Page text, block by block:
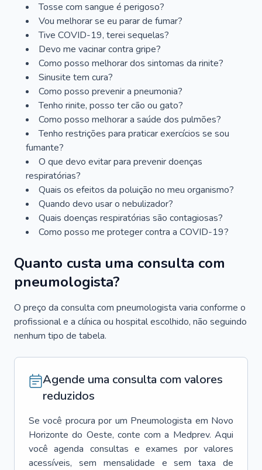
Tosse com sangue é perigoso?
Vou melhorar se eu parar de fumar?
Tive COVID-19, terei sequelas?
Devo me vacinar contra gripe?
Como posso melhorar dos sintomas da rinite?
Sinusite tem cura?
Como posso prevenir a pneumonia?
Tenho rinite, posso ter cão ou gato?
Como posso melhorar a saúde dos pulmões?
Tenho restrições para praticar exercícios se sou
fumante?
O que devo evitar para prevenir doenças
respiratórias?
Quais os efeitos da poluição no meu organismo?
Quando devo usar o nebulizador?
Quais doenças respiratórias são contagiosas?
Como posso me proteger contra a COVID-19?
Quanto custa uma consulta com
pneumologista?
O preço da consulta com pneumologista varia conforme o
profissional e a clínica ou hospital escolhido, não seguindo
nenhum tipo de tabela.
Agende uma consulta com valores
reduzidos
Se você procura por um Pneumologista em Novo
Horizonte do Oeste, conte com a Medprev. Aqui
você agenda consultas e exames por valores
acessíveis, sem mensalidade e sem taxa de